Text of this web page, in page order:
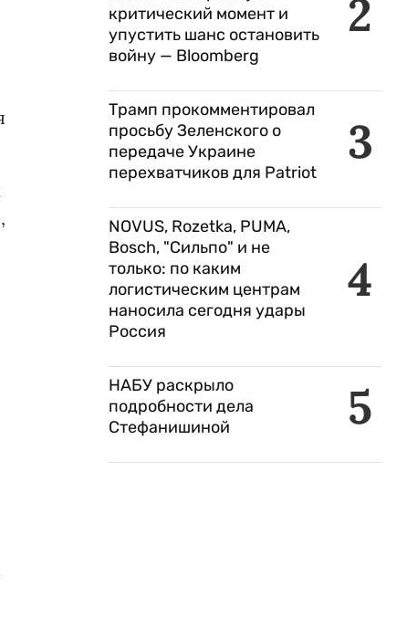
2
критический момент и
упустить шанс остановить
войну — Bloomberg
3
Трамп прокомментировал
просьбу Зеленского о
передаче Украине
перехватчиков для Patriot
4
NOVUS, Rozetka, PUMA,
Bosch, "Сильпо" и не
только: по каким
логистическим центрам
наносила сегодня удары
Россия
5
НАБУ раскрыло
подробности дела
Стефанишиной